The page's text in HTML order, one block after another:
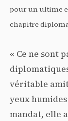
pour un ultime
chapitre
« Ce ne sont
véritable
yeux
mandat, elle